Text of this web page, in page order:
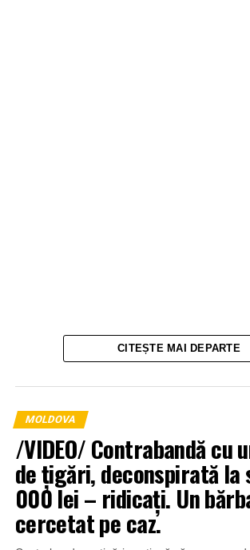
CITEȘTE MAI DEPARTE
MOLDOVA
/VIDEO/ Contrabandă cu
de țigări, deconspirată la
000 lei – ridicați. Un
cercetat pe caz.